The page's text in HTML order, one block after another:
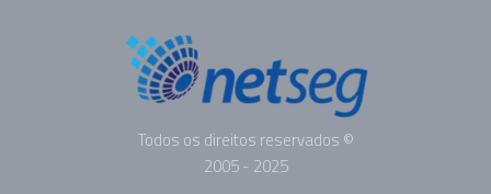
Todos os direitos reservados ©
2005 - 2025